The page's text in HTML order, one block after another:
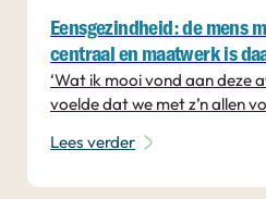
Eensgezindheid: de mens
centraal en maatwerk is
‘Wat ik mooi vond aan deze
voelde dat we met z’n allen
Lees verder